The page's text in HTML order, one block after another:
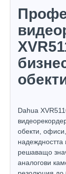
Dahua
обекти,
надеждността
решаващо
аналогови